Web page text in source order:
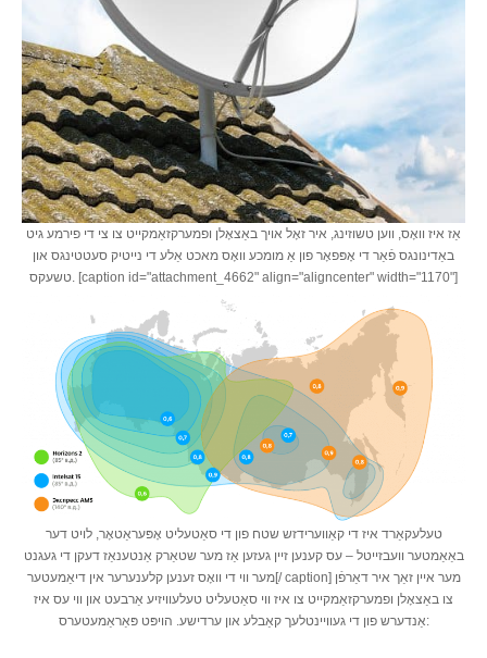
אַז איז וואָס, ווען טשוזינג, איר זאָל אויך באַצאָלן ופמערקזאַמקייט צו צי די פירמע גיט
באַדינונגס פֿאַר די אָפּפאָר פון אַ מומכע וואָס מאכט אַלע די נייטיק סעטטינגס און
טשעקס. [caption id="attachment_4662" align="aligncenter" width="1170"]
טעלעקאַרד איז די קאַווערידזש שטח פון די סאַטעליט אָפּעראַטאָר, לויט דער
באַאַמטער וועבזייטל – עס קענען זיין געזען אַז מער שטאַרק אַנטענאַז דעקן די געגנט
מער ווי די וואָס זענען קלענערער אין דיאַמעטער[/ caption] מער איין זאַך איר דאַרפֿן
צו באַצאָלן ופמערקזאַמקייט צו איז ווי סאַטעליט טעלעוויזיע אַרבעט און ווי עס איז
אַנדערש פון די געוויינטלעך קאַבלע און ערדישע. הויפּט פּאַראַמעטערס: